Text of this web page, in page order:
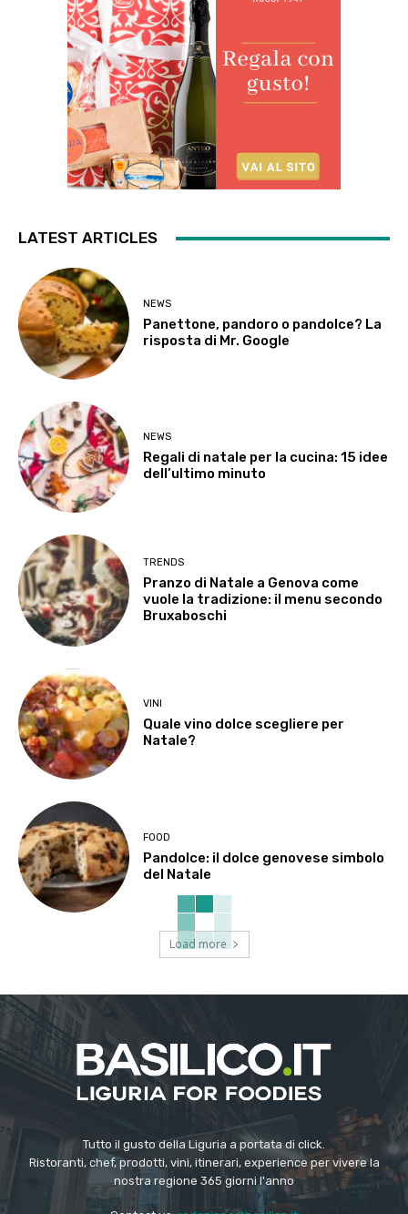
LATEST ARTICLES
NEWS
Panettone, pandoro o pandolce? La
risposta di Mr. Google
NEWS
Regali di natale per la cucina: 15 idee
dell’ultimo minuto
TRENDS
Pranzo di Natale a Genova come
vuole la tradizione: il menu secondo
Bruxaboschi
VINI
Quale vino dolce scegliere per
Natale?
FOOD
Pandolce: il dolce genovese simbolo
del Natale
Load more
Tutto il gusto della Liguria a portata di click.
Ristoranti, chef, prodotti, vini, itinerari, experience per vivere la
nostra regione 365 giorni l'anno